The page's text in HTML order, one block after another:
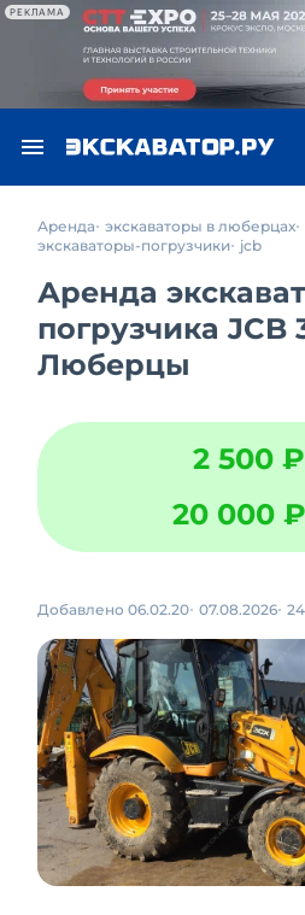
РЕКЛАМА
Аренда экскаваторы в люберцах
экскаваторы-погрузчики jcb
Аренда
погрузчика JCB
Люберцы
2 500 ₽
20 000 ₽
Добавлено 06.02.20 07.08.2026